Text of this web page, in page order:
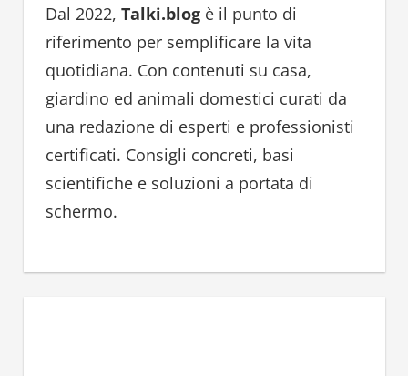
f
o
r
:
Dal 2022, Talki.blogè il punto di
riferimento per semplificare la vita
quotidiana. Con contenuti su casa,
giardino ed animali domestici curati da
una redazione di esperti e professionisti
certificati. Consigli concreti, basi
scientifiche e soluzioni a portata di
schermo.